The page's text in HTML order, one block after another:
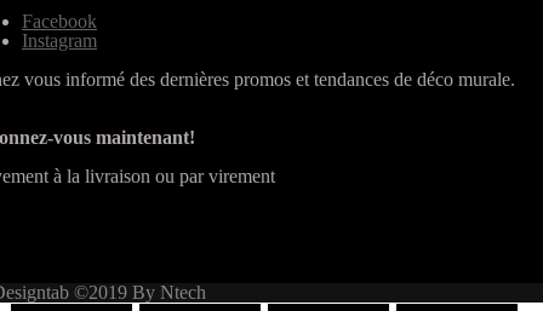
Facebook
Instagram
vous informé des dernières promos et tendances de déco murale.
vous maintenant!
à la livraison ou par virement
©2019 By Ntech